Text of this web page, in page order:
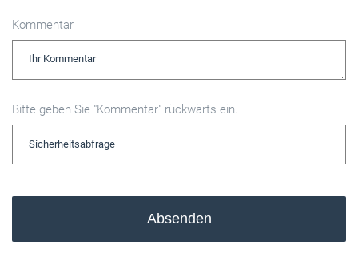
Kommentar
Bitte geben Sie "Kommentar" rückwärts ein.
Absenden